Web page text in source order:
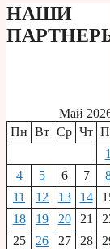
НАШИ
Май
Пн Вт Ср Чт
1
4
5 6 7
11
12 13 14
18
19 20 21
25
26 27 28